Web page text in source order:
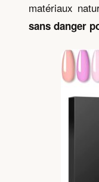
matériaux
sans danger